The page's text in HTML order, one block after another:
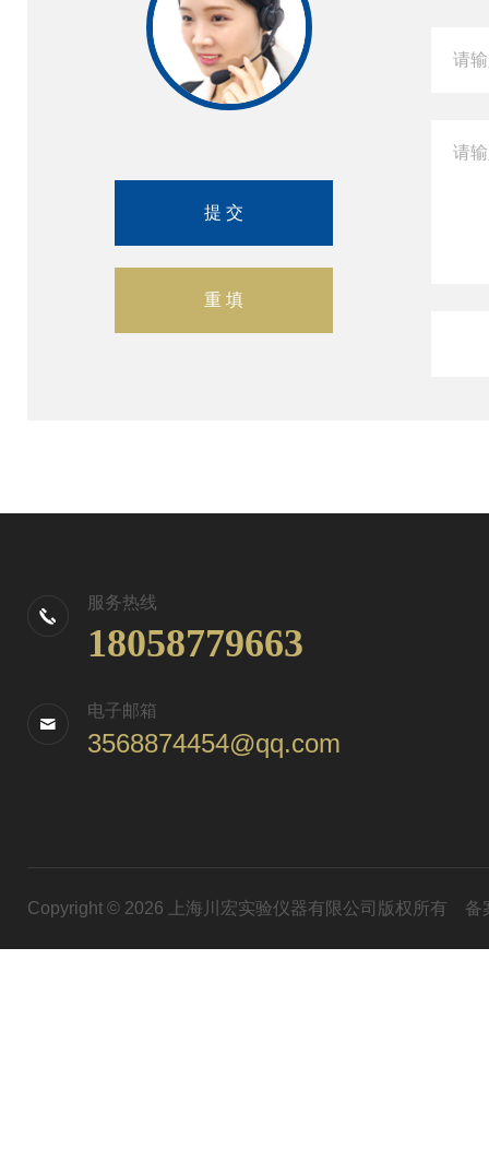
服务热线
18058779663
电子邮箱
3568874454@qq.com
Copyright © 2026 上海川宏实验仪器有限公司版权所有 备